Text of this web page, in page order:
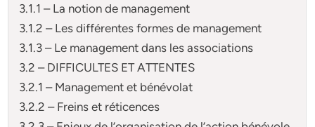
3.1.1 – La notion de management
3.1.2 – Les différentes formes de management
3.1.3 – Le management dans les associations
3.2 – DIFFICULTES ET ATTENTES
3.2.1 – Management et bénévolat
3.2.2 – Freins et réticences